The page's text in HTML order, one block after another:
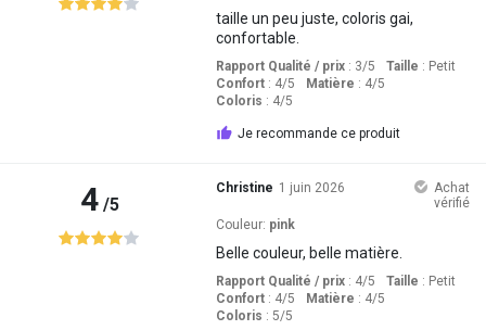
taille un peu juste, coloris gai,
confortable.
Rapport Qualité / prix: 3/5 Taille : Petit
Confort: 4/5 Matière : 4/5
Coloris : 4/5
Je recommande ce produit
4/5
Christine 1 juin 2026
Achat
vérifié
Couleur: pink
Belle couleur, belle matière.
Rapport Qualité / prix: 4/5 Taille : Petit
Confort: 4/5 Matière : 4/5
Coloris : 5/5